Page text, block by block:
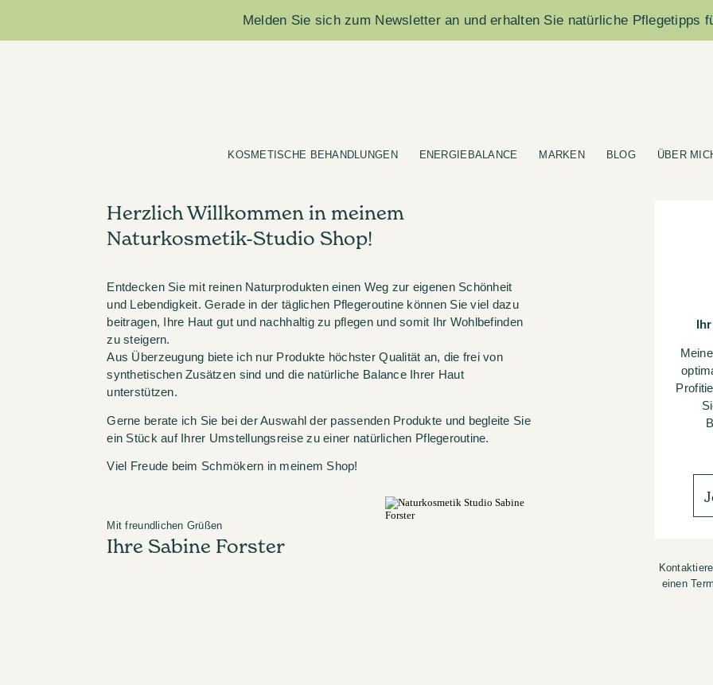
Melden Sie sich zum Newsletter an und erhalten Sie natürliche Pflegetipps
KOSMETISCHE BEHANDLUNGEN ENERGIEBALANCE MARKEN BLOG ÜBER
Herzlich Willkommen in meinem
Naturkosmetik-Studio Shop!
Entdecken Sie mit reinen Naturprodukten einen Weg zur eigenen Schönheit
und Lebendigkeit. Gerade in der täglichen Pflegeroutine können Sie viel dazu
beitragen, Ihre Haut gut und nachhaltig zu pflegen und somit Ihr Wohlbefinden
zu steigern.
Aus Überzeugung biete ich nur Produkte höchster Qualität an, die frei von
synthetischen Zusätzen sind und die natürliche Balance Ihrer Haut
unterstützen.
Gerne berate ich Sie bei der Auswahl der passenden Produkte und begleite Sie
ein Stück auf Ihrer Umstellungsreise zu einer natürlichen Pflegeroutine.
Viel Freude beim Schmökern in meinem Shop!
Mit freundlichen Grüßen
Ihre Sabine Forster
einen